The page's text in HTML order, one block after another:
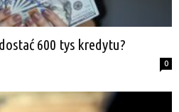
600 tys kredytu?
0